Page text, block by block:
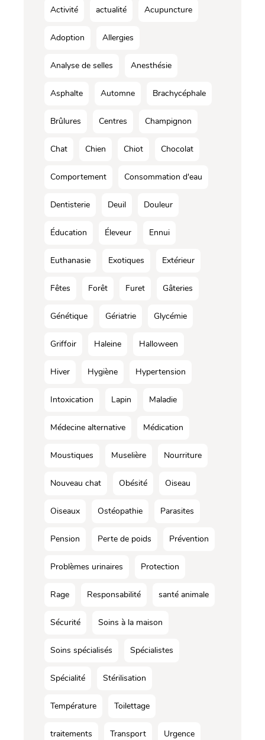
Activité actualité Acupuncture
Adoption Allergies
Analyse de selles Anesthésie
Asphalte Automne Brachycéphale
Brûlures Centres Champignon
Chat Chien Chiot Chocolat
Comportement Consommation d'eau
Dentisterie Deuil Douleur
Éducation Éleveur Ennui
Euthanasie Exotiques Extérieur
Fêtes Forêt Furet Gâteries
Génétique Gériatrie Glycémie
Griffoir Haleine Halloween
Hiver Hygiène Hypertension
Intoxication Lapin Maladie
Médecine alternative Médication
Moustiques Muselière Nourriture
Nouveau chat Obésité Oiseau
Oiseaux Ostéopathie Parasites
Pension Perte de poids Prévention
Problèmes urinaires Protection
Rage Responsabilité santé animale
Sécurité Soins à la maison
Soins spécialisés Spécialistes
Spécialité Stérilisation
Température Toilettage
traitements Transport Urgence